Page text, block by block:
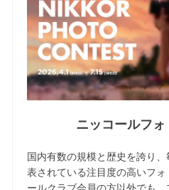
ニッコールフォ
国内有数の規模と歴史を誇り
表されている注目度の高いフ